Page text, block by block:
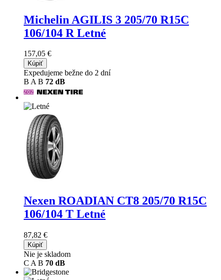
Michelin AGILIS 3 205/70 R15C
106/104 R Letné
157,05 €
Kúpiť
Expedujeme bežne do 2 dní
B A B 72 dB
Nexen ROADIAN CT8 205/70 R15C
106/104 T Letné
87,82 €
Kúpiť
Nie je skladom
C A B 70 dB